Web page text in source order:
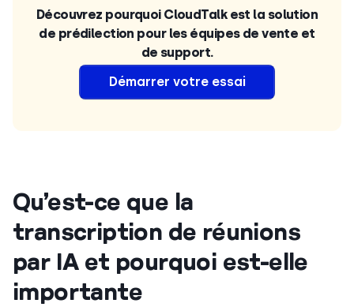
Découvrez pourquoi CloudTalk est la solution
de prédilection pour les équipes de vente et
de support.
Démarrer votre essai
Qu’est-ce que la
transcription de réunions
par IA et pourquoi est-elle
importante